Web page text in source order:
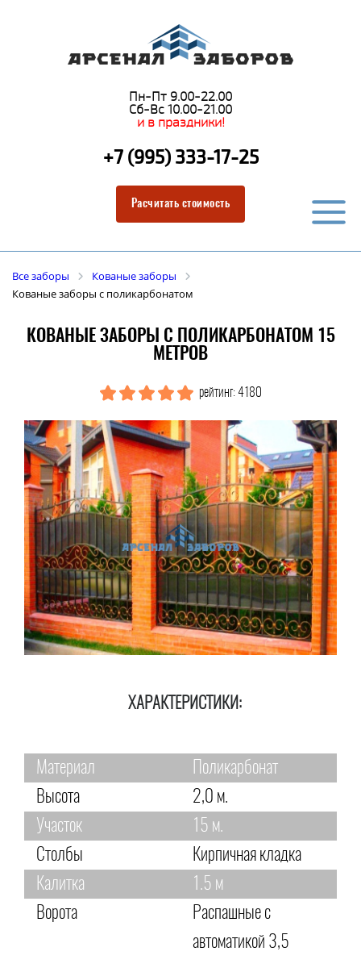
Пн-Пт 9.00-22.00
Сб-Вс 10.00-21.00
и в праздники!
+7 (995) 333-17-25
Расчитать стоимость
Все заборы
Кованые заборы
Кованые заборы с поликарбонатом
КОВАНЫЕ ЗАБОРЫ С ПОЛИКАРБОНАТОМ 15
МЕТРОВ
рейтинг: 4180
ХАРАКТЕРИСТИКИ:
Материал
Поликарбонат
Высота
2,0 м.
Участок
15 м.
Столбы
Кирпичная кладка
Калитка
1.5 м
Ворота
Распашные с
автоматикой 3,5